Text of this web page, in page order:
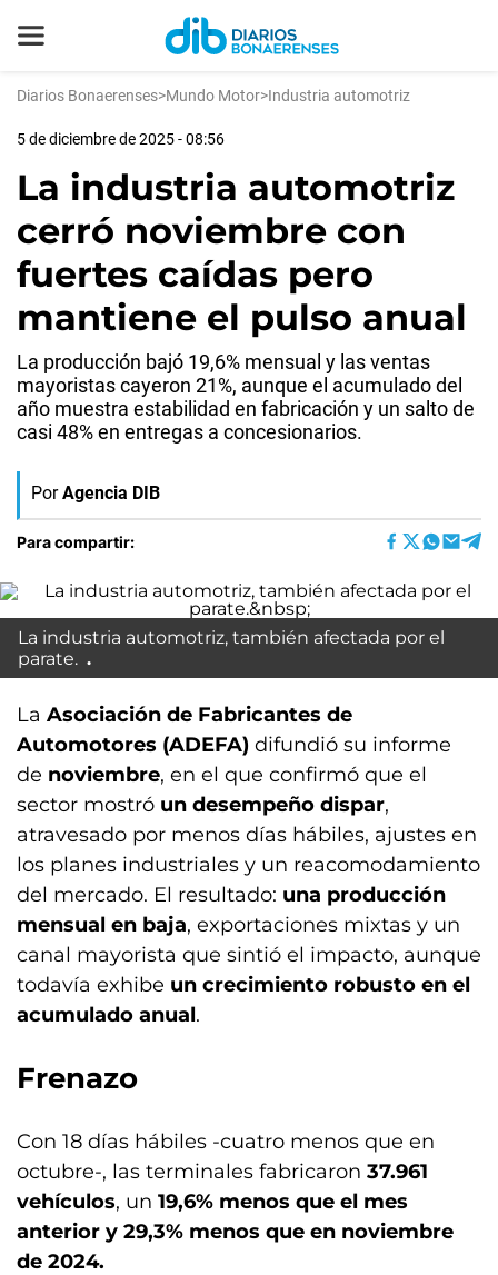
Diarios Bonaerenses>Mundo Motor>Industria automotriz
5 de diciembre de 2025 - 08:56
La industria automotriz
cerró noviembre con
fuertes caídas pero
mantiene el pulso anual
La producción bajó 19,6% mensual y las ventas
mayoristas cayeron 21%, aunque el acumulado del
año muestra estabilidad en fabricación y un salto de
casi 48% en entregas a concesionarios.
Por Agencia DIB
Para compartir:
La industria automotriz, también afectada por el
parate.
La Asociación de Fabricantes de
Automotores (ADEFA) difundió su informe
de noviembre, en el que confirmó que el
sector mostró un desempeño dispar,
atravesado por menos días hábiles, ajustes en
los planes industriales y un reacomodamiento
del mercado. El resultado: una producción
mensual en baja, exportaciones mixtas y un
canal mayorista que sintió el impacto, aunque
todavía exhibe un crecimiento robusto en el
acumulado anual.
Frenazo
Con 18 días hábiles -cuatro menos que en
octubre-, las terminales fabricaron 37.961
vehículos, un 19,6% menos que el mes
anterior y 29,3% menos que en noviembre
de 2024.